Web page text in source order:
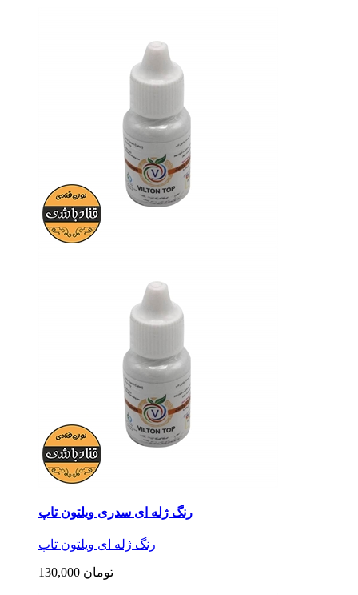
رنگ ژله ای سدری ویلتون تاپ
رنگ ژله ای ویلتون تاپ
130,000 تومان